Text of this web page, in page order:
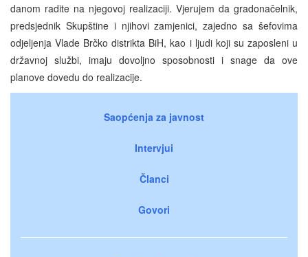
danom radite na njegovoj realizaciji. Vjerujem da gradonačelnik,
predsjednik Skupštine i njihovi zamjenici, zajedno sa šefovima
odjeljenja Vlade Brčko distrikta BiH, kao i ljudi koji su zaposleni u
državnoj službi, imaju dovoljno sposobnosti i snage da ove
planove dovedu do realizacije.
Saopćenja za javnost
Intervjui
Članci
Govori